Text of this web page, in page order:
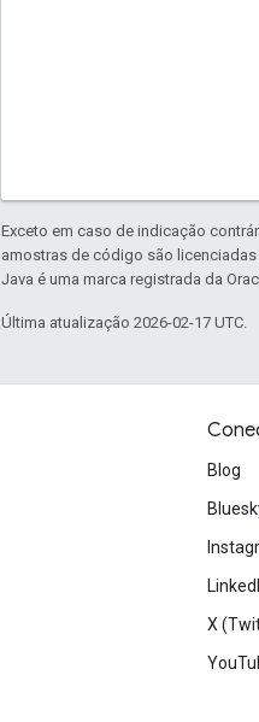
Exceto em caso de indicação
amostras de código são
Java é uma marca registrada da
Última atualização 2026-02-17 UTC.
Blog
X